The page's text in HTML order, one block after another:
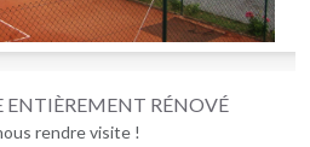
ENTIÈREMENT RÉNOVÉ
rendre visite !